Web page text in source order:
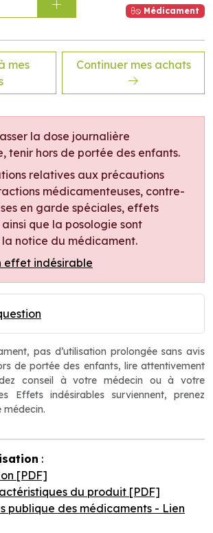
Médicament
mes
Continuer mes achats
la dose journalière
tenir hors de portée des enfants.
relatives aux précautions
médicamenteuses, contre-
en garde spéciales, effets
ainsi que la posologie sont
notice du médicament.
effet indésirable
pas d’utilisation prolongée sans avis
de portée des enfants, lire attentivement
conseil à votre médecin ou à votre
Effets indésirables surviennent, prenez
:
[PDF]
du produit [PDF]
publique des médicaments - Lien